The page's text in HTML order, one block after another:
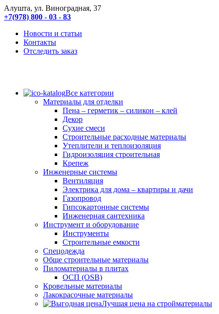
Алушта, ул. Виноградная, 37
+7(978) 800 - 03 - 83
Новости и статьи
Контакты
Отследить заказ
Все категории
Материалы для отделки
Пена – герметик – силикон – клей
Декор
Сухие смеси
Строительные расходные материалы
Утеплители и теплоизоляция
Гидроизоляция строительная
Крепеж
Инженерные системы
Вентиляция
Электрика для дома – квартиры и дачи
Газопровод
Гипсокартонные системы
Инженерная сантехника
Инструмент и оборудование
Инструменты
Строительные емкости
Спецодежда
Обще строительные материалы
Пиломатериалы в плитах
ОСП (OSB)
Кровельные материалы
Лакокрасочные материалы
Лучшая цена на стройматериалы